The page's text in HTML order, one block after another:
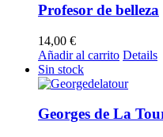
Profesor de belleza
14,00 €
Añadir al carrito Details
Sin stock
Georges de La